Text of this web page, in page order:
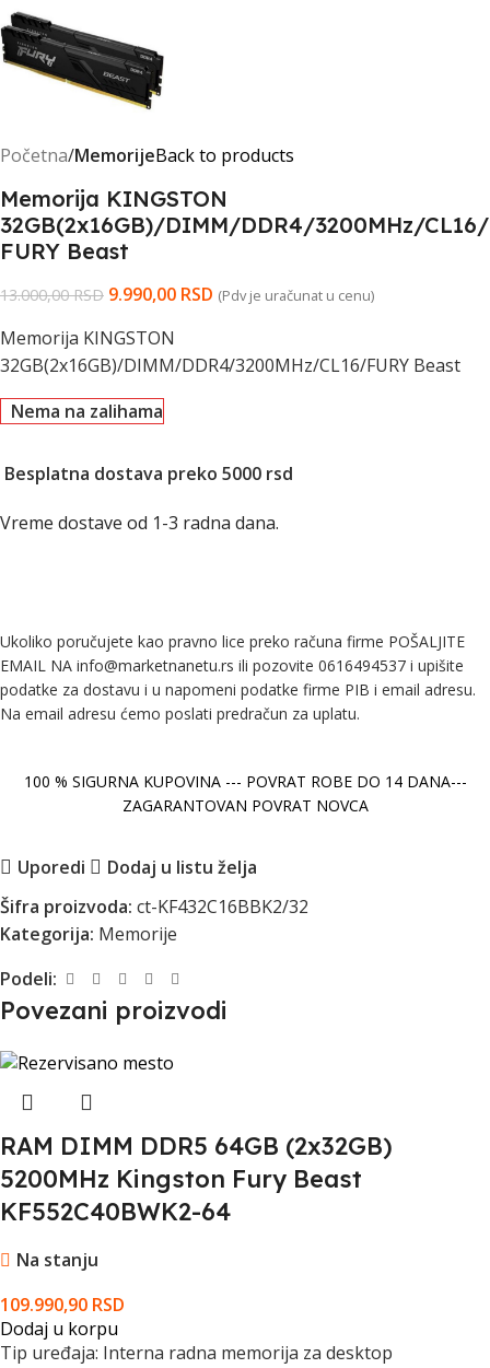
Početna MemorijeBack to products
Memorija KINGSTON
32GB(2x16GB)/DIMM/DDR4/3200MHz/CL16/
FURY Beast
13.000,00RSD 9.990,00 RSD (Pdv je uračunat u cenu)
Memorija KINGSTON
32GB(2x16GB)/DIMM/DDR4/3200MHz/CL16/FURY Beast
Nema na zalihama
Besplatna dostava preko 5000 rsd
Vreme dostave od 1-3 radna dana.
Ukoliko poručujete kao pravno lice preko računa firme POŠALJITE
EMAIL NA info@marketnanetu.rs ili pozovite 0616494537 i upišite
podatke za dostavu i u napomeni podatke firme PIB i email adresu.
Na email adresu ćemo poslati predračun za uplatu.
100 % SIGURNA KUPOVINA --- POVRAT ROBE DO 14 DANA---
ZAGARANTOVAN POVRAT NOVCA
Uporedi
Dodaj u listu želja
Šifra proizvoda: ct-KF432C16BBK2/32
Kategorija: Memorije
Podeli:
Povezani proizvodi
RAM DIMM DDR5 64GB (2x32GB)
5200MHz Kingston Fury Beast
KF552C40BWK2-64
Na stanju
109.990,90 RSD
Dodaj u korpu
Tip uređaja: Interna radna memorija za desktop